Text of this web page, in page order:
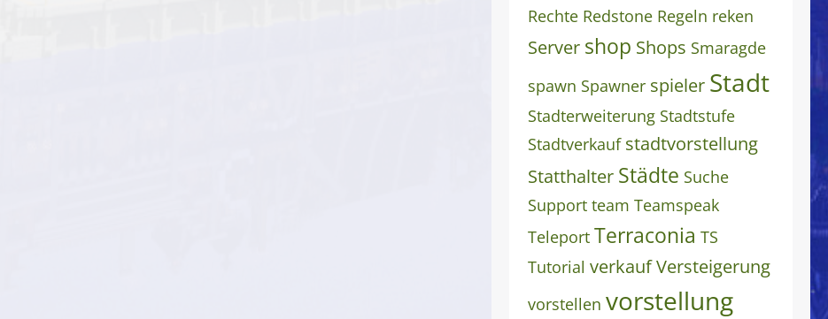
Rechte Redstone Regeln reken
Server shop Shops Smaragde
spawn Spawner spieler Stadt
Stadterweiterung Stadtstufe
Stadtverkauf stadtvorstellung
Statthalter Städte Suche
Support team Teamspeak
Teleport Terraconia TS
Tutorial verkaufVersteigerung
vorstellen vorstellung